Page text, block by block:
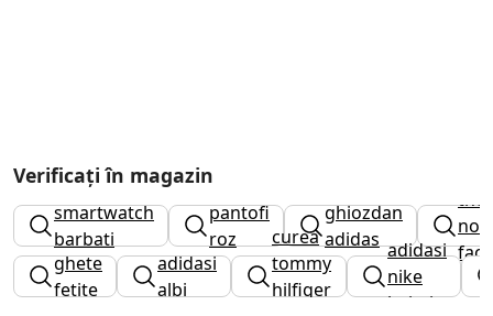
Verificați în magazin
smartwatch
barbati
pantofi
roz
ghiozdan
adidas
the
face
ghete
fetite
adidasi
albi
curea
tommy
hilfiger
adidasi
nike
baieti